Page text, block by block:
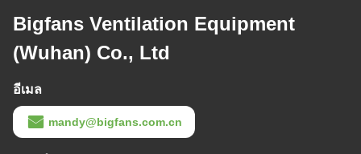
Bigfans Ventilation Equipment
(Wuhan) Co., Ltd
อีเมล
mandy@bigfans.com.cn